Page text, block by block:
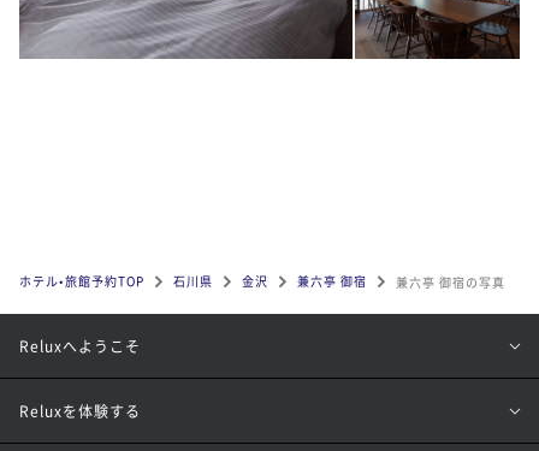
ホテル•旅館予約TOP 石川県 金沢 兼六亭 御宿 兼六亭 御宿の写真
Reluxへようこそ
Reluxを体験する